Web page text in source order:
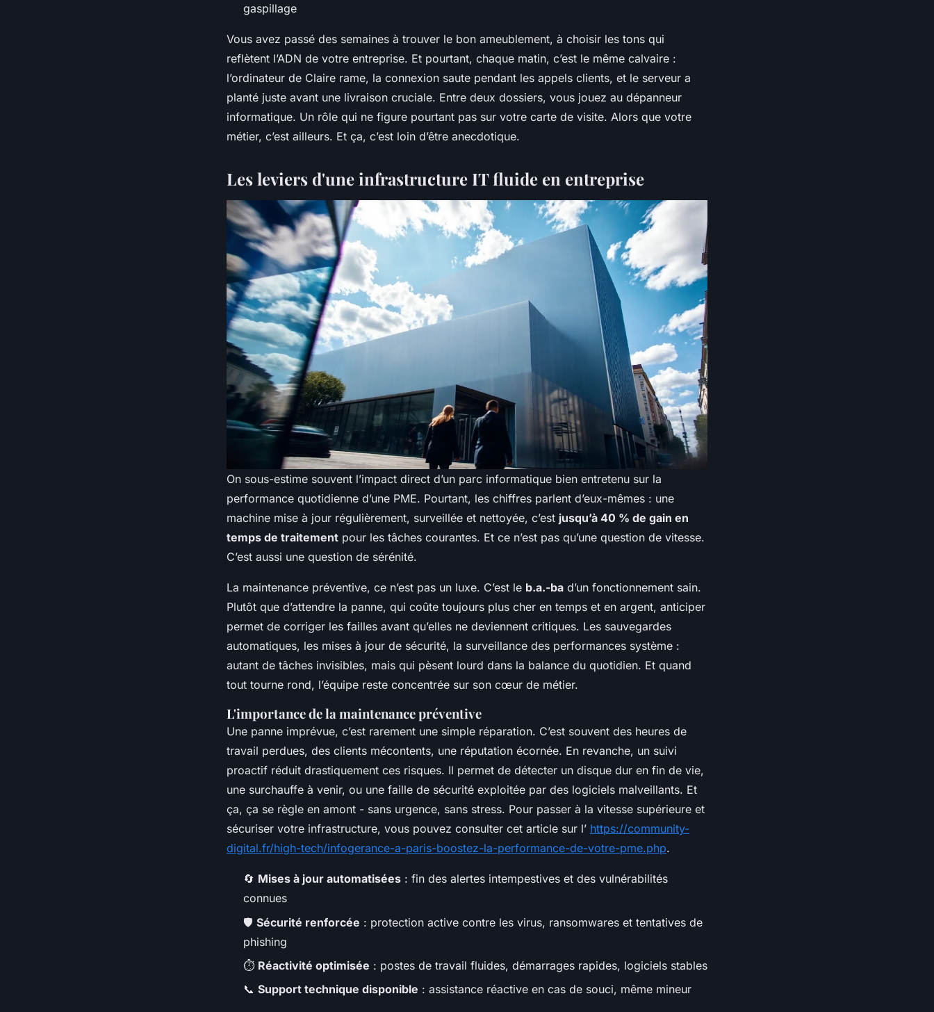
gaspillage
Vous avez passé des semaines à trouver le bon ameublement, à choisir les tons qui
reflètent l’ADN de votre entreprise. Et pourtant, chaque matin, c’est le même calvaire :
l’ordinateur de Claire rame, la connexion saute pendant les appels clients, et le serveur a
planté juste avant une livraison cruciale. Entre deux dossiers, vous jouez au dépanneur
informatique. Un rôle qui ne figure pourtant pas sur votre carte de visite. Alors que votre
métier, c’est ailleurs. Et ça, c’est loin d’être anecdotique.
Les leviers d'une infrastructure IT fluide en entreprise
On sous-estime souvent l’impact direct d’un parc informatique bien entretenu sur la
performance quotidienne d’une PME. Pourtant, les chiffres parlent d’eux-mêmes : une
machine mise à jour régulièrement, surveillée et nettoyée, c’est jusqu’à 40 % de gain en
temps de traitement pour les tâches courantes. Et ce n’est pas qu’une question de vitesse.
C’est aussi une question de sérénité.
La maintenance préventive, ce n’est pas un luxe. C’est le b.a.-ba d’un fonctionnement sain.
Plutôt que d’attendre la panne, qui coûte toujours plus cher en temps et en argent, anticiper
permet de corriger les failles avant qu’elles ne deviennent critiques. Les sauvegardes
automatiques, les mises à jour de sécurité, la surveillance des performances système :
autant de tâches invisibles, mais qui pèsent lourd dans la balance du quotidien. Et quand
tout tourne rond, l’équipe reste concentrée sur son cœur de métier.
L'importance de la maintenance préventive
Une panne imprévue, c’est rarement une simple réparation. C’est souvent des heures de
travail perdues, des clients mécontents, une réputation écornée. En revanche, un suivi
proactif réduit drastiquement ces risques. Il permet de détecter un disque dur en fin de vie,
une surchauffe à venir, ou une faille de sécurité exploitée par des logiciels malveillants. Et
ça, ça se règle en amont - sans urgence, sans stress. Pour passer à la vitesse supérieure et
sécuriser votre infrastructure, vous pouvez consulter cet article sur l’ https://community-
digital.fr/high-tech/infogerance-a-paris-boostez-la-performance-de-votre-pme.php.
🔄 Mises à jour automatisées : fin des alertes intempestives et des vulnérabilités
connues
🛡️ Sécurité renforcée : protection active contre les virus, ransomwares et tentatives de
phishing
⏱️ Réactivité optimisée : postes de travail fluides, démarrages rapides, logiciels stables
📞 Support technique disponible : assistance réactive en cas de souci, même mineur